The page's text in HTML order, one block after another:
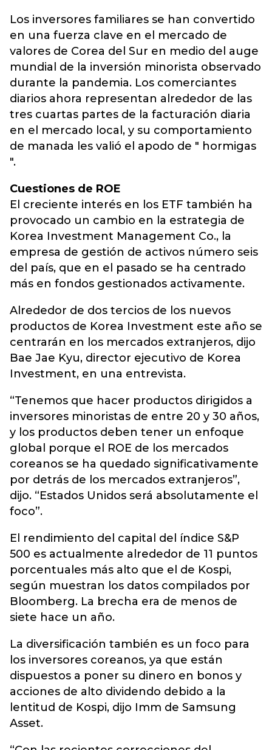
Los inversores familiares se han convertido
en una fuerza clave en el mercado de
valores de Corea del Sur en medio del auge
mundial de la inversión minorista observado
durante la pandemia. Los comerciantes
diarios ahora representan alrededor de las
tres cuartas partes de la facturación diaria
en el mercado local, y su comportamiento
de manada les valió el apodo de " hormigas
".
Cuestiones de ROE
El creciente interés en los ETF también ha
provocado un cambio en la estrategia de
Korea Investment Management Co., la
empresa de gestión de activos número seis
del país, que en el pasado se ha centrado
más en fondos gestionados activamente.
Alrededor de dos tercios de los nuevos
productos de Korea Investment este año se
centrarán en los mercados extranjeros, dijo
Bae Jae Kyu, director ejecutivo de Korea
Investment, en una entrevista.
“Tenemos que hacer productos dirigidos a
inversores minoristas de entre 20 y 30 años,
y los productos deben tener un enfoque
global porque el ROE de los mercados
coreanos se ha quedado significativamente
por detrás de los mercados extranjeros”,
dijo. “Estados Unidos será absolutamente el
foco”.
El rendimiento del capital del índice S&P
500 es actualmente alrededor de 11 puntos
porcentuales más alto que el de Kospi,
según muestran los datos compilados por
Bloomberg. La brecha era de menos de
siete hace un año.
La diversificación también es un foco para
los inversores coreanos, ya que están
dispuestos a poner su dinero en bonos y
acciones de alto dividendo debido a la
lentitud de Kospi, dijo Imm de Samsung
Asset.